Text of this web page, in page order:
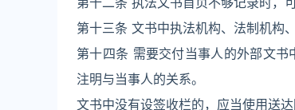
第十三条 文书中执法机构、法制机构
第十四条 需要交付当事人的外部文
注明与当事人的关系。
文书中没有设签收栏的，应当使用送达